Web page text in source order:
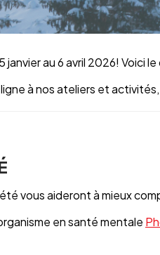
janvier au 6 avril 2026! Voici
à nos ateliers et
vous aideront à mieux
en santé mentale